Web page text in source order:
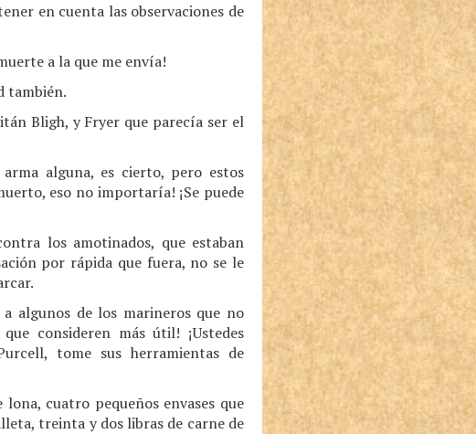
en cuenta las observaciones de
a la que me envía!
también.
Bligh, y Fryer que parecía ser el
alguna, es cierto, pero estos
eso no importaría! ¡Se puede
los amotinados, que estaban
por rápida que fuera, no se le
algunos de los marineros que no
consideren más útil! ¡Ustedes
tome sus herramientas de
cuatro pequeños envases que
treinta y dos libras de carne de